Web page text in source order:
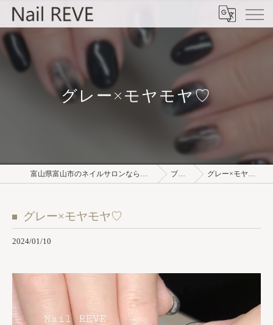
グレー×モヤモヤ♡⁡
富山県富山市のネイルサロンならNail REVE ブログ グレー×モヤモヤ♡⁡
グレー×モヤモヤ♡⁡
2024/01/10